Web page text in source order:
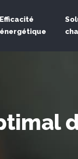
Efficacité
énergétique